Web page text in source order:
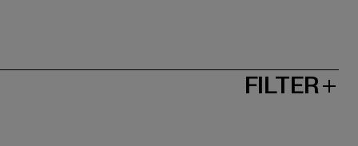
FILTER